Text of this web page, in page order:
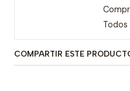
Todos
COMPARTIR ESTE